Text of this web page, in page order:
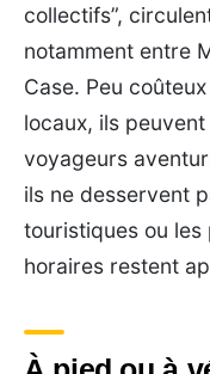
collectifs”,
notamment entre
Case. Peu
locaux, ils
voyageurs
ils ne desservent
touristiques ou les
horaires restent